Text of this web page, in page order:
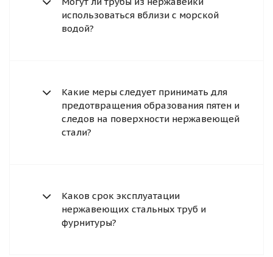
использоваться вблизи с морской
водой?
Какие меры следует принимать для
предотвращения образования пятен и
следов на поверхности нержавеющей
стали?
Каков срок эксплуатации
нержавеющих стальных труб и
фурнитуры?